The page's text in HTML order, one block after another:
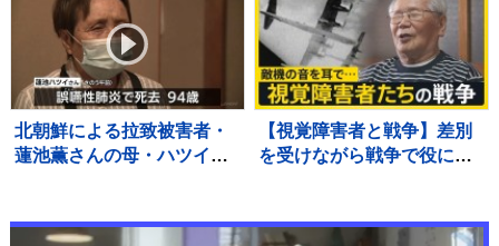
出続々 歌手デビュー35周
年を記念
も綺麗」「美しすぎます」
北朝鮮による拉致被害者・
蓮池薫さんの母・ハツイさ
も…
【視覚障害者と戦争】差別
を受けながら戦争で役に立
鹿げた話」その思いを喜入